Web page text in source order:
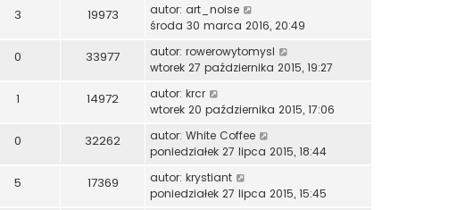
3 19973 autor: art_noise
środa 30 marca 2016, 20:49
0 33977 autor: rowerowytomysl
wtorek 27 października 2015, 19:27
1 14972 autor: krcr
wtorek 20 października 2015, 17:06
0 32262 autor: White Coffee
poniedziałek 27 lipca 2015, 18:44
5 17369 autor: krystiant
poniedziałek 27 lipca 2015, 15:45